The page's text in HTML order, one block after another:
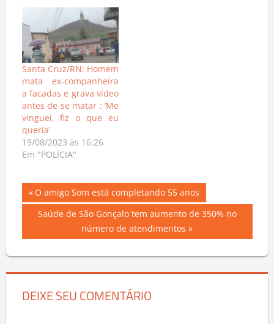
Santa Cruz/RN: Homem
mata ex-companheira
a facadas e grava vídeo
antes de se matar : ‘Me
vinguei, fiz o que eu
queria’
19/08/2023 às 16:26
Em "POLÍCIA"
Navegação
de
Post
Previous
Post:
O amigo Som está completando 55 anos
Next
Saúde de São Gonçalo tem aumento de 350% no
número de atendimentos
DEIXE SEU COMENTÁRIO